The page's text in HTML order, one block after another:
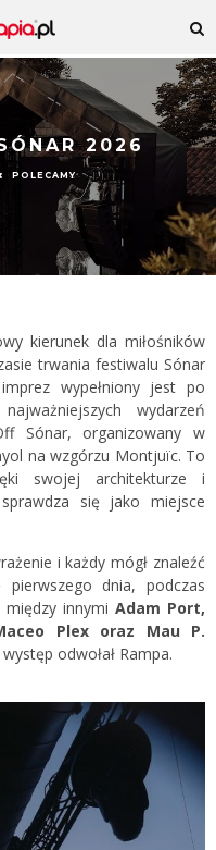
2026
POLECAMY
kierunek dla miłośników
trwania festiwalu Sónar
wypełniony jest po
wydarzeń
Sónar, organizowany w
na wzgórzu Montjuïc. To
swojej architekturze i
się jako miejsce
i każdy mógł znaleźć
dnia, podczas
innymi Adam Port,
Plex oraz Mau P.
odwołał Rampa.